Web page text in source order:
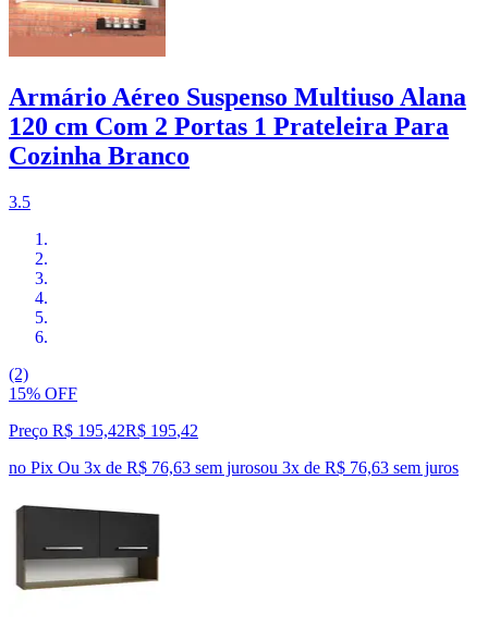
Armário Aéreo Suspenso Multiuso Alana
120 cm Com 2 Portas 1 Prateleira Para
Cozinha Branco
3.5
(2)
15% OFF
Preço R$ 195,42R$ 195,42
no Pix Ou 3x de R$ 76,63 sem jurosou 3x de R$ 76,63 sem juros